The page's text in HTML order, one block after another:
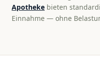
Apotheke bieten
Einnahme — ohne